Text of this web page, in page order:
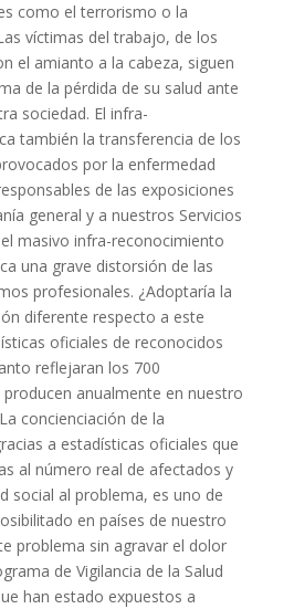
como el terrorismo o la
víctimas del trabajo, de los
el amianto a la cabeza, siguen
de la pérdida de su salud ante
sociedad. El infra-
también la transferencia de los
por la enfermedad
de las exposiciones
general y a nuestros Servicios
masivo infra-reconocimiento
una grave distorsión de las
profesionales. ¿Adoptaría la
diferente respecto a este
oficiales de reconocidos
reflejaran los 700
anualmente en nuestro
concienciación de la
a estadísticas oficiales que
al número real de afectados y
social al problema, es uno de
en países de nuestro
problema sin agravar el dolor
de Vigilancia de la Salud
han estado expuestos a